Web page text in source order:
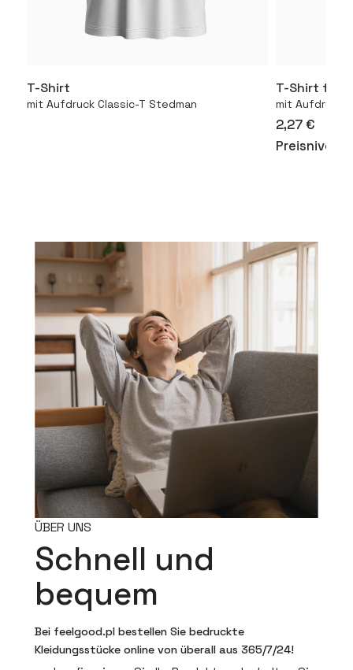
T-Shirt
mit Aufdruck Classic-T Stedman
T-Shirt für
mit Aufdruck
2,27 €
Preisniveau
ÜBER UNS
Schnell und
bequem
Bei feelgood.pl bestellen Sie bedruckte
Kleidungsstücke online von überall aus 365/7/24!